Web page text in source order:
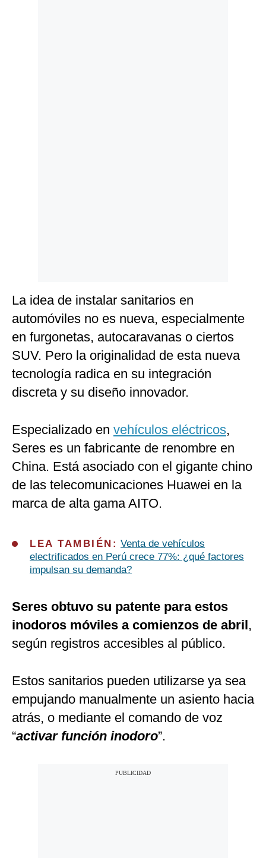
La idea de instalar sanitarios en
automóviles no es nueva, especialmente
en furgonetas, autocaravanas o ciertos
SUV. Pero la originalidad de esta nueva
tecnología radica en su integración
discreta y su diseño innovador.
Especializado en vehículos eléctricos,
Seres es un fabricante de renombre en
China. Está asociado con el gigante chino
de las telecomunicaciones Huawei en la
marca de alta gama AITO.
LEA TAMBIÉN: Venta de vehículos
electrificados en Perú crece 77%: ¿qué factores
impulsan su demanda?
Seres obtuvo su patente para estos
inodoros móviles a comienzos de abril,
según registros accesibles al público.
Estos sanitarios pueden utilizarse ya sea
empujando manualmente un asiento hacia
atrás, o mediante el comando de voz
“activar función inodoro”.